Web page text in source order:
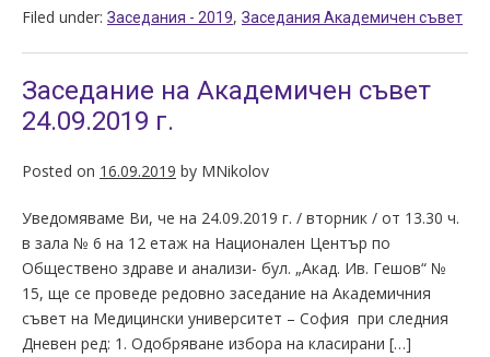
Filed under: Заседания - 2019, Заседания Академичен съвет
Заседание на Академичен съвет
24.09.2019 г.
Posted on 16.09.2019 by MNikolov
Уведомяваме Ви, че на 24.09.2019 г. / вторник / от 13.30 ч.
в зала № 6 на 12 етаж на Национален Център по
Обществено здраве и анализи- бул. „Акад. Ив. Гешов“ №
15, ще се проведе редовно заседание на Академичния
съвет на Медицински университет – София при следния
Дневен ред: 1. Одобряване избора на класирани […]